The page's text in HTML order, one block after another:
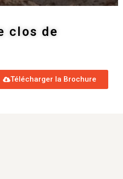
clos de
Télécharger la Brochure